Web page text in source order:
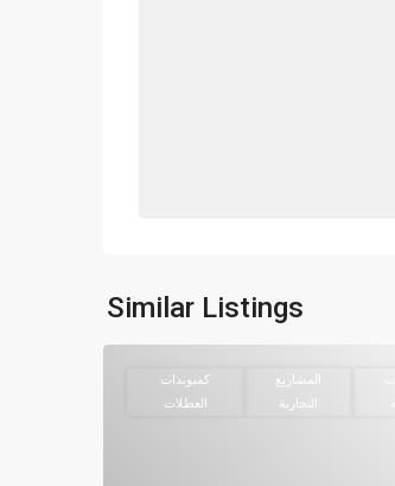
Similar Listings
المشاريع
التجارية
كمبوندات
العطلات